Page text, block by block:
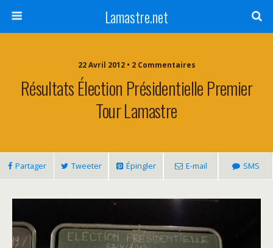
Lamastre.net
22 Avril 2012 • 2 Commentaires
Résultats Élection Présidentielle Premier
Tour Lamastre
Partager Tweeter Épingler E-mail SMS